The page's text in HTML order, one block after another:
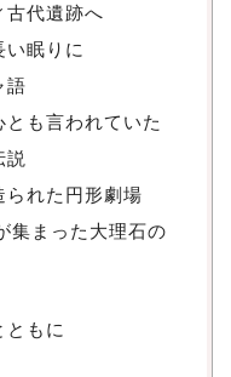
古代遺跡へ
い眠りに
語
も言われていた
説
られた円形劇場
集まった大理石の
ともに